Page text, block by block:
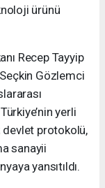
ürünü
Recep Tayyip
Seçkin Gözlemci
yerli
protokolü,
sanayii
yansıtıldı.